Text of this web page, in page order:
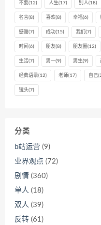
不要(12) 人生(17) 别人(18)
名言 (8) 喜欢(8) 幸福(6)
感谢(7) 成功(15) 我们 (7)
时间 (6) 朋友(8) 朋友圈 (12)
生活(7) 男一(9) 男生(9)
经典语录(12) 老师(17) 自己
镜头(7)
分类
b站运营 (9)
业界观点 (72)
剧情 (360)
单人 (18)
双人 (39)
反转 (61)